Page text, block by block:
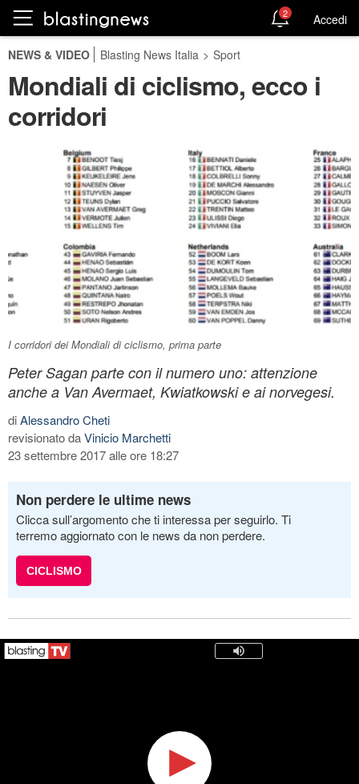
2 Accedi
NEWS & VIDEO Blasting News Italia > Sport
Mondiali di ciclismo, ecco i
corridori
I corridori dei Mondiali di ciclismo, prima parte
Peter Sagan parte con il numero uno: attenzione
anche a Van Avermaet, Kwiatkowski e ai norvegesi.
diAlessandro Cheti
revisionato daVinicio Marchetti
23 settembre 2017 alle ore 18:27
Non perdere le ultime news
Clicca sull’argomento che ti interessa per seguirlo. Ti
terremo aggiornato con le news da non perdere.
CICLISMO